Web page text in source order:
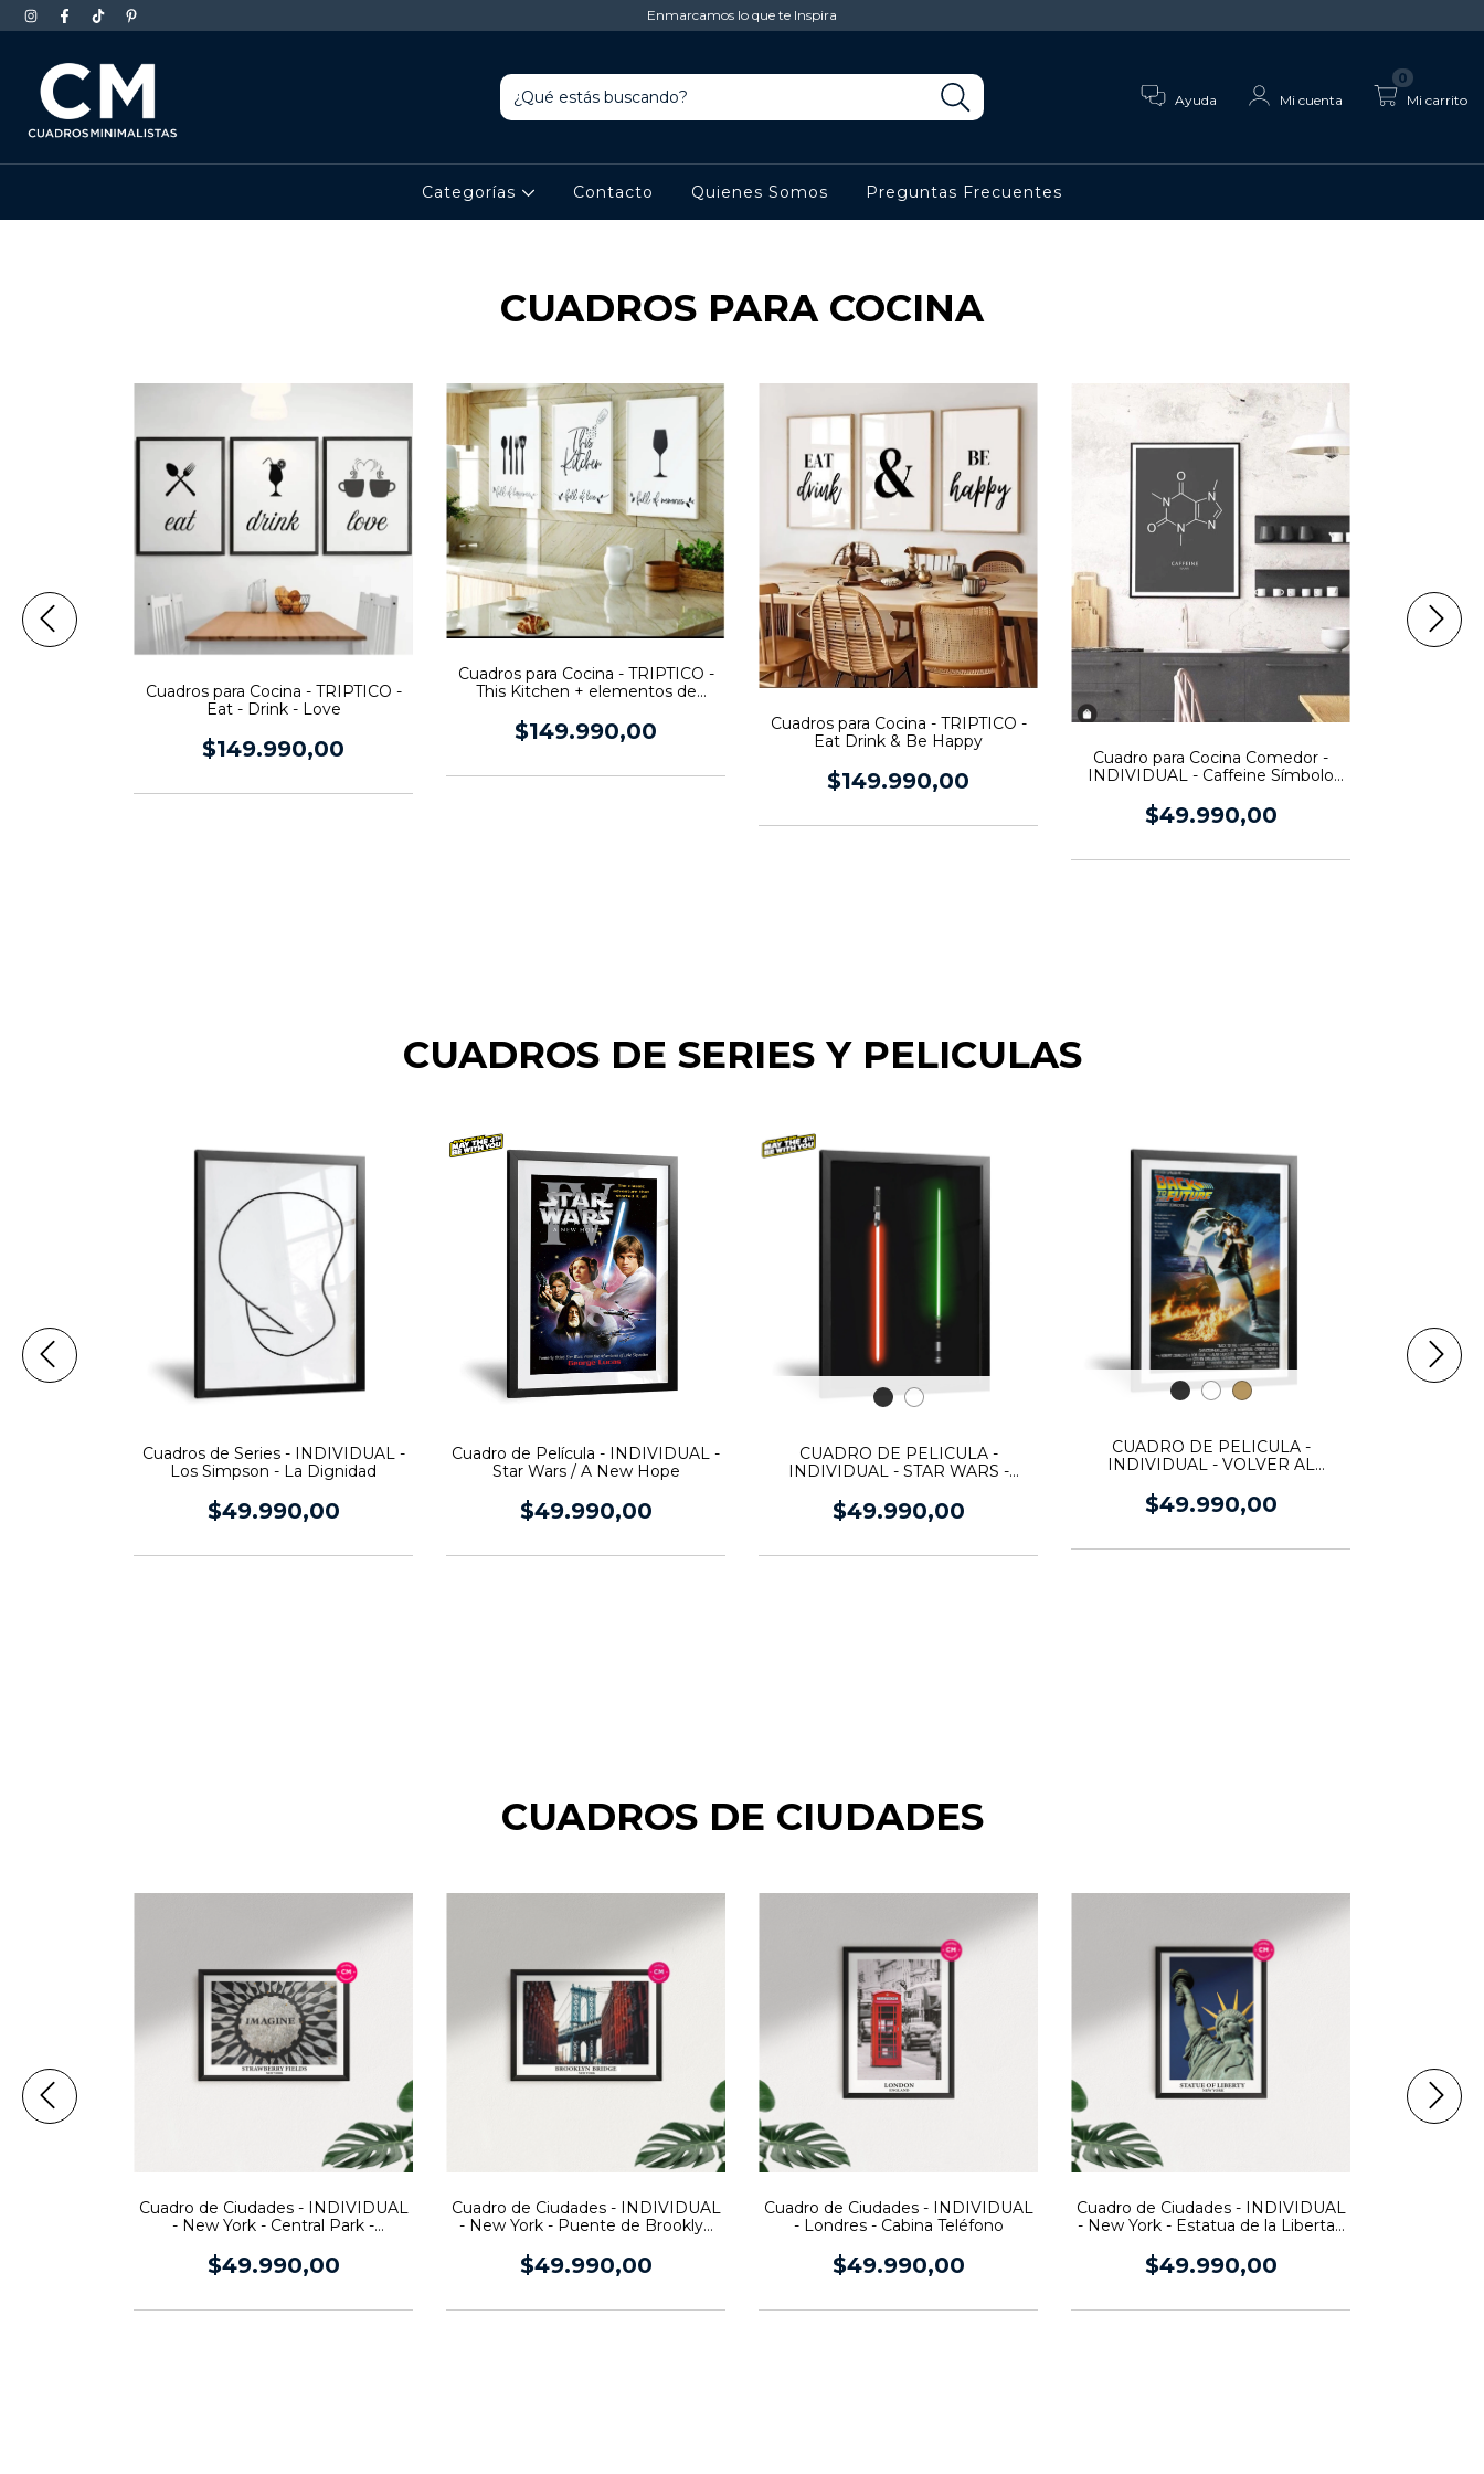
Enmarcamos lo que te Inspira
Ayuda Mi cuenta Mi carrito
0
Categorías Contacto Quienes Somos Preguntas Frecuentes
CUADROS PARA COCINA
Cuadros para Cocina - TRIPTICO -
Eat - Drink - Love
$149.990,00
Cuadros para Cocina - TRIPTICO -
This Kitchen + elementos de
$149.990,00
Cuadros para Cocina - TRIPTICO -
Eat Drink & Be Happy
$149.990,00
Cuadro para Cocina Comedor -
INDIVIDUAL - Caffeine Símbolo
$49.990,00
CUADROS DE SERIES Y PELICULAS
Cuadros de Series - INDIVIDUAL -
Los Simpson - La Dignidad
$49.990,00
Cuadro de Película - INDIVIDUAL -
Star Wars / A New Hope
$49.990,00
CUADRO DE PELICULA -
INDIVIDUAL - STAR WARS -
$49.990,00
CUADRO DE PELICULA -
INDIVIDUAL - VOLVER AL
$49.990,00
TRIPTICO
CUADROS DE CIUDADES
Cuadro de Ciudades - INDIVIDUAL
- New York - Central Park -
$49.990,00
Cuadro de Ciudades - INDIVIDUAL
- New York - Puente de Brooklyn
$49.990,00
Cuadro de Ciudades - INDIVIDUAL
- Londres - Cabina Teléfono
$49.990,00
Cuadro de Ciudades - INDIVIDUAL
- New York - Estatua de la Libertad
$49.990,00